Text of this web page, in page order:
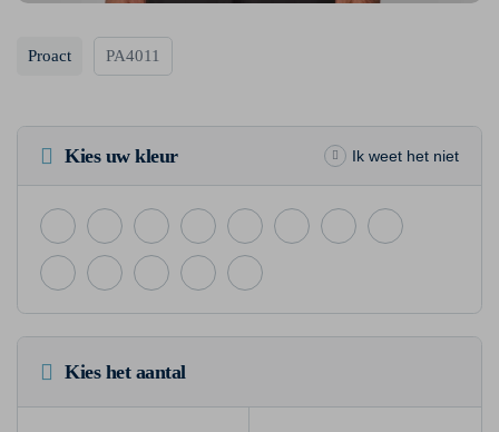
Proact PA4011
Kies uw kleur Ik weet het niet
Kies het aantal